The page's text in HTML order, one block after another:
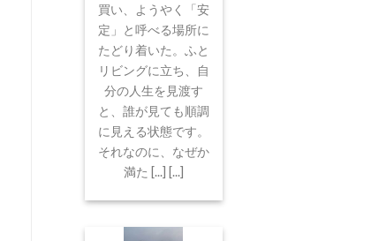
買い、ようやく「安
定」と呼べる場所に
たどり着いた。ふと
リビングに立ち、自
分の人生を見渡す
と、誰が見ても順調
に見える状態です。
それなのに、なぜか
満た [...] [...]